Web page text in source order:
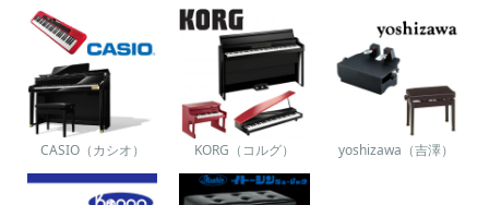
CASIO（カシオ） KORG（コルグ） yoshizawa（吉澤）